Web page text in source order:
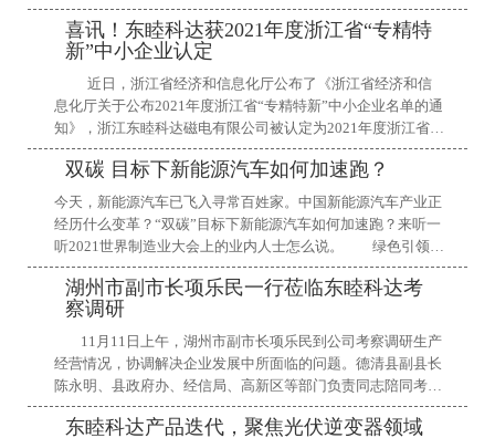
有效期为3年，软磁材料厂商浙江东睦科达磁电有限公司榜上
有名。东睦科达市场开发总监陆庆表示，此次认定标志着浙江
东睦科达磁电有限公司(下称“东睦科达”)在产品质量、技术实
力、市场竞争力、企业影响力以及发展前景等方面获得了行业
高度认可。“我们公司全力员工也因此深受鼓舞，倍感振奋。
获得这个称号进一步激发了我
喜讯！东睦科达获2021年度浙江省“专精特
新”中小企业认定
近日，浙江省经济和信息化厅公布了《浙江省经济和信
息化厅关于公布2021年度浙江省“专精特新”中小企业名单的通
知》，浙江东睦科达磁电有限公司被认定为2021年度浙江省
“专精特新”中小企业。 “专精特新”中小企业是指具备“专业
化、精细化、特色化、新颖化”特征的中小企业，企业在技
术、市场、质量、效益等方面处于国内同行业领先水平，具备
先进性和示范性。此次认定标志着浙江东睦科达磁电有限公司
在产品质量、技术实力、市场竞争力、企业影响力以及
双碳 目标下新能源汽车如何加速跑？
今天，新能源汽车已飞入寻常百姓家。中国新能源汽车产业正
经历什么变革？“双碳”目标下新能源汽车如何加速跑？来听一
听2021世界制造业大会上的业内人士怎么说。 绿色引领
从“政策驱动”到“市场驱动” “双碳”目标下，绿色引领成为
新能源汽车产业的新航标。 2021年9月，中国新能源汽车
市场渗透率为17.3%，进入以多元化用户为主体的市场化快速
发展阶段，用户需求成为牵引市场发展的主要动力。 “既
环保又节能，不用加油每个月还能省下一大笔花销。”刚入手
一辆新能源汽车的上海市民张晓说，开新能源汽车也是为实现
湖州市副市长项乐民一行莅临东睦科达考
察调研
11月11日上午，湖州市副市长项乐民到公司考察调研生产
经营情况，协调解决企业发展中所面临的问题。德清县副县长
陈永明、县政府办、经信局、高新区等部门负责同志陪同考察
调研，公司总经理赵万军陪同接待并汇报工作。 赵万军总
经理向项副市长一行介绍了公司的发展历史、人才队伍、业务
东睦科达产品迭代，聚焦光伏逆变器领域